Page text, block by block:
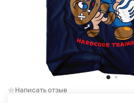
Написать отзыв